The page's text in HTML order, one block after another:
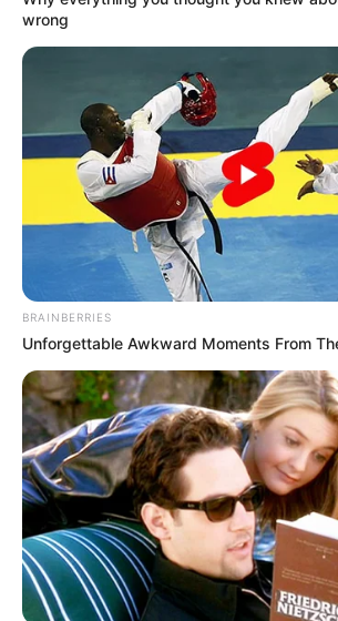
wrong
BRAINBERRIES
Unforgettable Awkward Moments From